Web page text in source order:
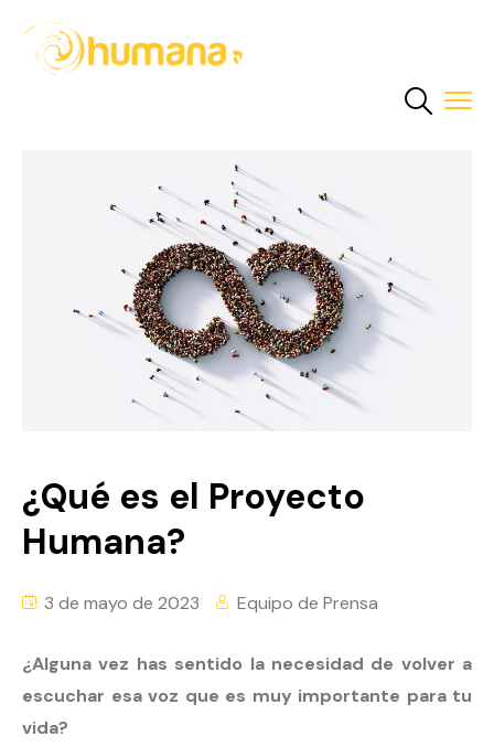
¿Qué es el Proyecto
Humana?
3 de mayo de 2023 Equipo de Prensa
¿Alguna vez has sentido la necesidad de volver a
escuchar esa voz que es muy importante para tu
vida?